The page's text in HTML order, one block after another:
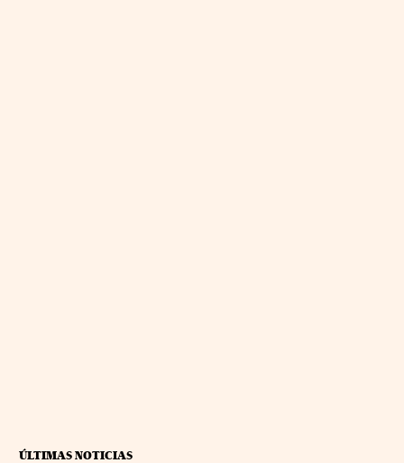
ÚLTIMAS NOTICIAS